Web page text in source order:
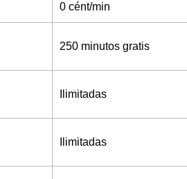
0 cént/min
250 minutos gratis
Ilimitadas
Ilimitadas